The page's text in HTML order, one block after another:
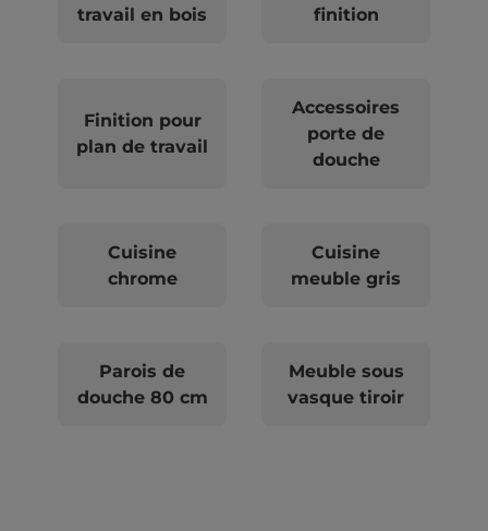
travail en bois
finition
Finition pour
plan de travail
Accessoires
porte de
douche
Cuisine
chrome
Cuisine
meuble gris
Parois de
douche 80 cm
Meuble sous
vasque tiroir